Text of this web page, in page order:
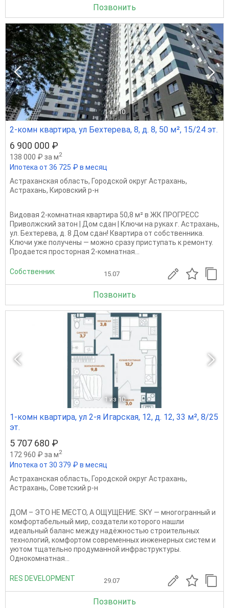
Позвонить
1 из 10
2-комн квартира, ул Бехтерева, 8, д. 8, 50 м², 15/24 эт.
6 900 000 ₽
138 000 ₽ за м2
Ипотека от 36 725 ₽ в месяц
Астраханская область, Городской округ Астрахань,
Астрахань, Кировский р-н
Видовая 2-комнатная квартира 50,8 м² в ЖК ПРОГРЕСС
Приволжский затон | Дом сдан | Ключи на руках г. Астрахань,
ул. Бехтерева, д. 8 Дом сдан! Квартира от собственника.
Ключи уже получены — можно сразу приступать к ремонту.
Продается просторная 2-комнатная...
Собственник 15.07
Позвонить
1 из 10
1-комн квартира, ул 2-я Игарская, 12, д. 12, 33 м², 8/25
эт.
5 707 680 ₽
172 960 ₽ за м2
Ипотека от 30 379 ₽ в месяц
Астраханская область, Городской округ Астрахань,
Астрахань, Советский р-н
ДОМ – ЭТО НЕ МЕСТО, А ОЩУЩЕНИЕ. SKY — многогранный и
комфортабельный мир, создатели которого нашли
идеальный баланс между надёжностью строительных
технологий, комфортом современных инженерных систем и
уютом тщательно продуманной инфраструктуры.
Однокомнатная...
RES DEVELOPMENT 29.07
Позвонить